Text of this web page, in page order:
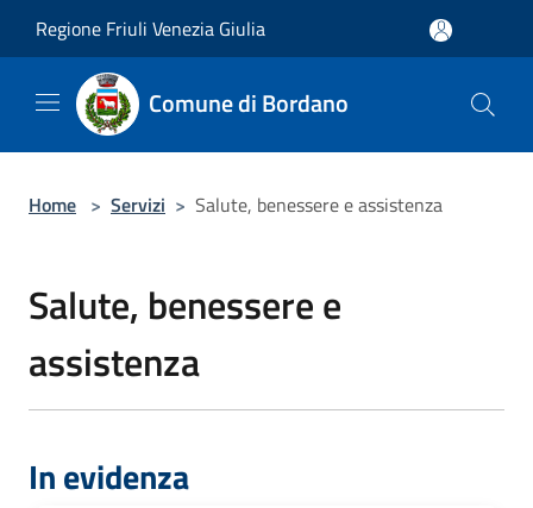
Regione Friuli Venezia Giulia
Comune di Bordano
Home > Servizi > Salute, benessere e assistenza
Salute, benessere e
assistenza
In evidenza